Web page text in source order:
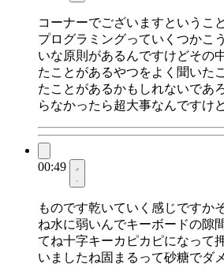
コーナーでございますというこ
プログラミングっていくつかこ
いな原則があるんですけどその
たことがあるやつをよく聞いた
たことがあるかもしれないであ
らなかったら超大事なんですけ
00:49
ものです乾いていく感じですか
ね水に弱いんでキーボードの隙
てね十字キーカピカピになって
いましたね固まるって砂糖でダ